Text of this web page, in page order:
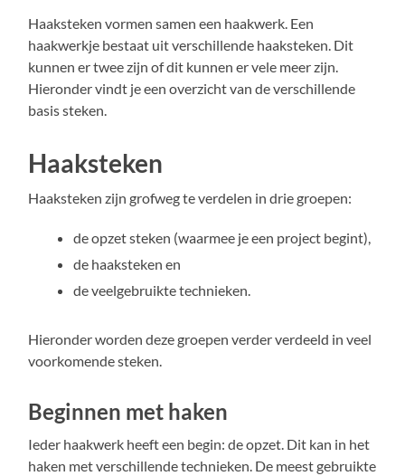
Haaksteken vormen samen een haakwerk. Een
haakwerkje bestaat uit verschillende haaksteken. Dit
kunnen er twee zijn of dit kunnen er vele meer zijn.
Hieronder vindt je een overzicht van de verschillende
basis steken.
Haaksteken
Haaksteken zijn grofweg te verdelen in drie groepen:
de opzet steken (waarmee je een project begint),
de haaksteken en
de veelgebruikte technieken.
Hieronder worden deze groepen verder verdeeld in veel
voorkomende steken.
Beginnen met haken
Ieder haakwerk heeft een begin: de opzet. Dit kan in het
haken met verschillende technieken. De meest gebruikte